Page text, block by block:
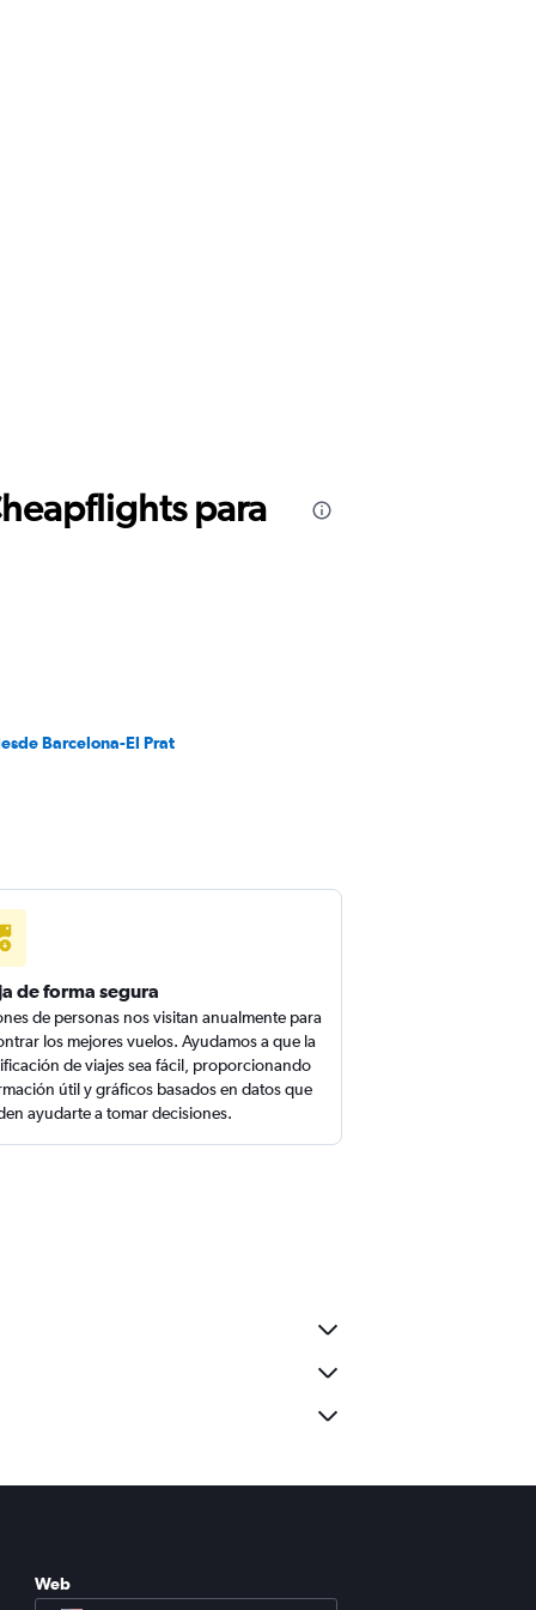
para
Barcelona-El Prat
de forma segura
de personas nos visitan anualmente para
los mejores vuelos. Ayudamos a que la
de viajes sea fácil, proporcionando
útil y gráficos basados en datos que
ayudarte a tomar decisiones.
Web